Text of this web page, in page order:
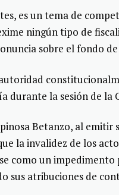
es un tema de
ningún tipo de
sobre el fondo de
durante la sesión de la
Betanzo, al emitir
la invalidez de los
como un impedimento
sus atribuciones de